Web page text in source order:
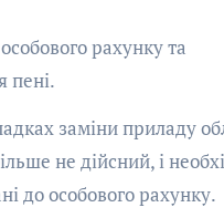
рахунку та
пені.
заміни приладу
не дійсний, і
до особового рахунку.